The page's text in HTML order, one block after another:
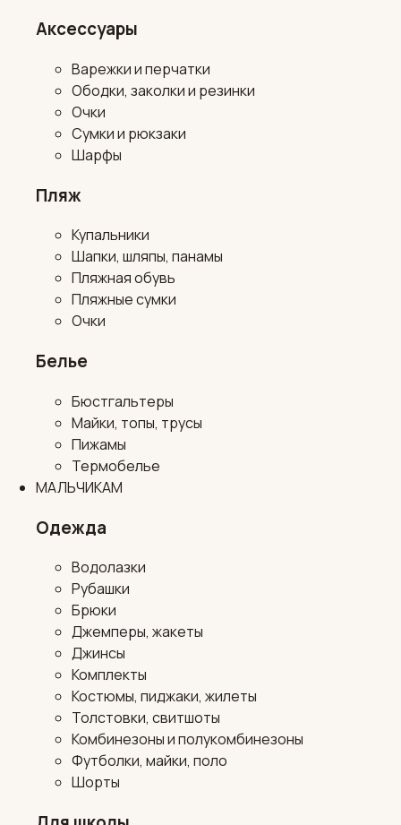
Аксессуары
Варежки и перчатки
Ободки, заколки и резинки
Очки
Сумки и рюкзаки
Шарфы
Пляж
Купальники
Шапки, шляпы, панамы
Пляжная обувь
Пляжные сумки
Очки
Белье
Бюстгальтеры
Майки, топы, трусы
Пижамы
Термобелье
МАЛЬЧИКАМ
Одежда
Водолазки
Рубашки
Брюки
Джемперы, жакеты
Джинсы
Комплекты
Костюмы, пиджаки, жилеты
Толстовки, свитшоты
Комбинезоны и полукомбинезоны
Футболки, майки, поло
Шорты